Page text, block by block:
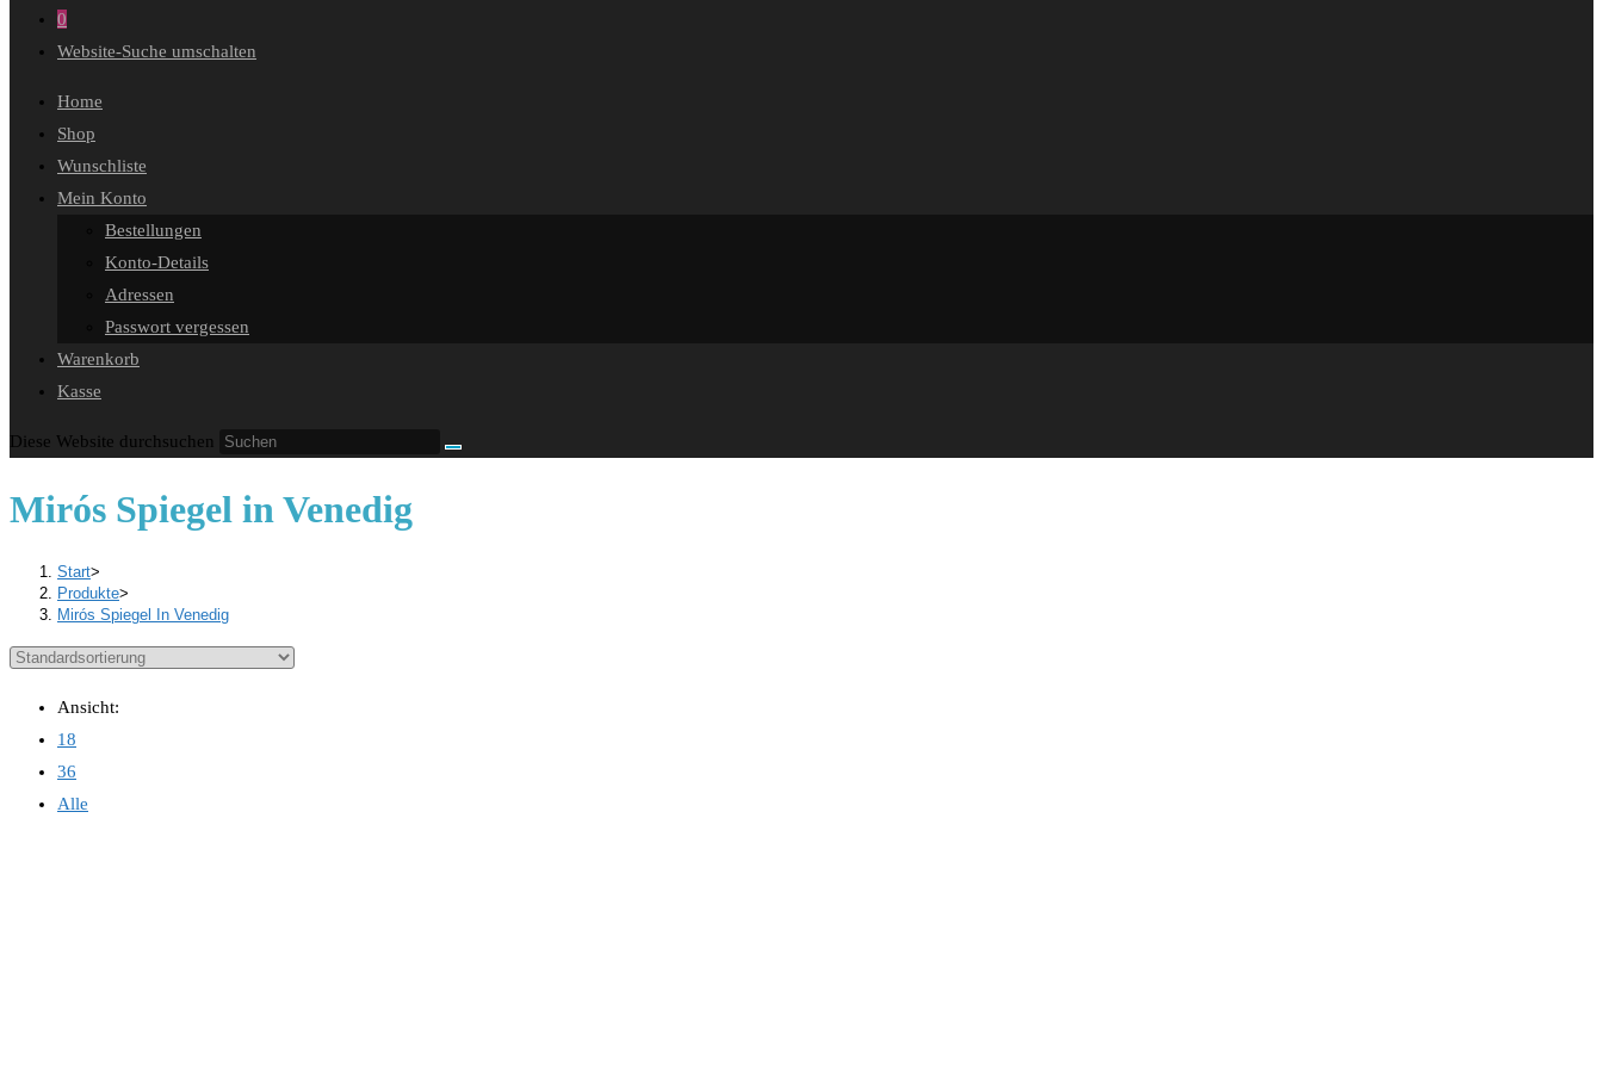
0
Website-Suche umschalten
Home
Shop
Wunschliste
Mein Konto
Bestellungen
Konto-Details
Adressen
Passwort vergessen
Warenkorb
Kasse
Diese Website durchsuchen
Mirós Spiegel in Venedig
Start>
Produkte>
Mirós Spiegel In Venedig
Ansicht:
18
36
Alle